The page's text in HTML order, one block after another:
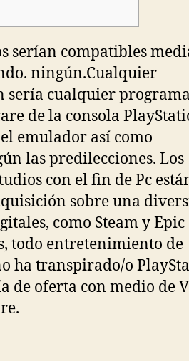
serían compatibles
ningún.Cualquier
serí­a cualquier
de la consola
emulador así­ como
las predilecciones. Los
con el fin de Pc
sobre una
como Steam y Epic
todo entretenimiento de
ha transpirado/o
de oferta con medio de